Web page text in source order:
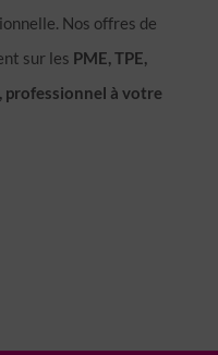
Nos offres de
sur les PME, TPE,
à votre